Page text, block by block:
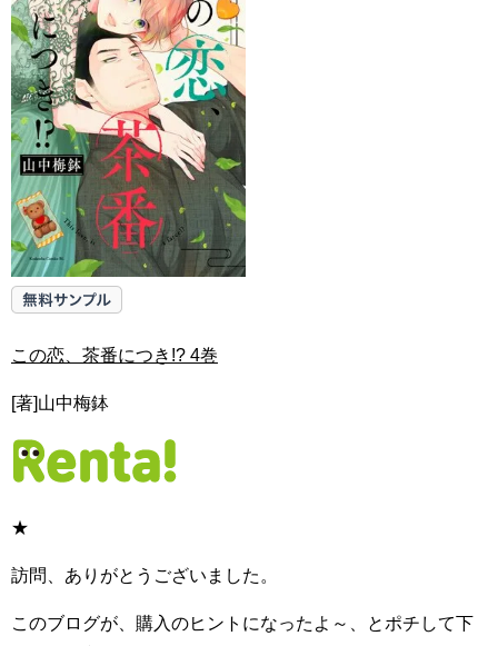
この恋、茶番につき!? 4巻
[著]山中梅鉢
★
訪問、ありがとうございました。
このブログが、購入のヒントになったよ～、とポチして下